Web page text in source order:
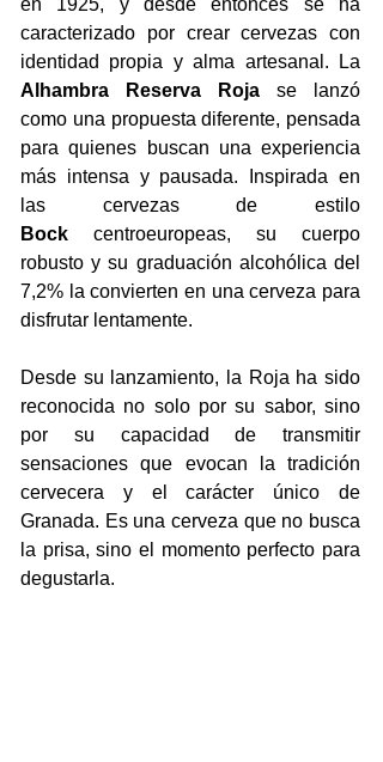
caracterizado por crear cervezas con
Alhambra Reserva Roja se lanzó
como una propuesta diferente, pensada
para quienes buscan una experiencia
más intensa y pausada. Inspirada en
Bock centroeuropeas, su cuerpo
robusto y su graduación alcohólica del
7,2% la convierten en una cerveza para
disfrutar lentamente.
Desde su lanzamiento, la Roja ha sido
reconocida no solo por su sabor, sino
por su capacidad de transmitir
sensaciones que evocan la tradición
cervecera y el carácter único de
Granada. Es una cerveza que no busca
la prisa, sino el momento perfecto para
degustarla.